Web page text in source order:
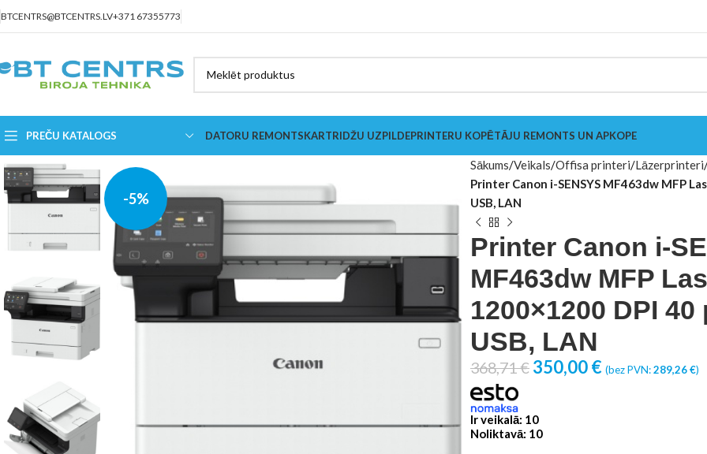
BTCENTRS@BTCENTRS.LV+371 67355773
PREČU KATALOGS DATORU REMONTSKARTRIDŽU UZPILDEPRINTERU KOPĒTĀJU REMONTS UN APKOPE
-5%
Sākums Veikals Offisa printeri Lāzerprinteri
Printer Canon i-SENSYS MF463dw MFP
USB, LAN
Printer Canon i-
MF463dw MFP
1200×1200 DPI
USB, LAN
368,71€ 350,00€ (bez PVN:289,26€)
Ir veikalā: 10
Noliktavā: 10